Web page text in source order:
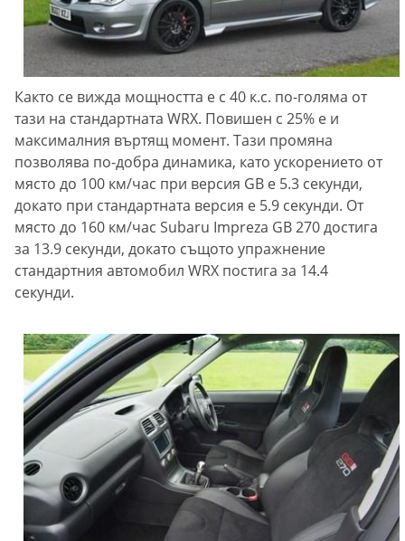
Както се вижда мощността е с 40 к.с. по-голяма от
тази на стандартната WRX. Повишен с 25% е и
максималния въртящ момент. Тази промяна
позволява по-добра динамика, като ускорението от
място до 100 км/час при версия GB е 5.3 секунди,
докато при стандартната версия е 5.9 секунди. От
място до 160 км/час Subaru Impreza GB 270 достига
за 13.9 секунди, докато същото упражнение
стандартния автомобил WRХ постига за 14.4
секунди.